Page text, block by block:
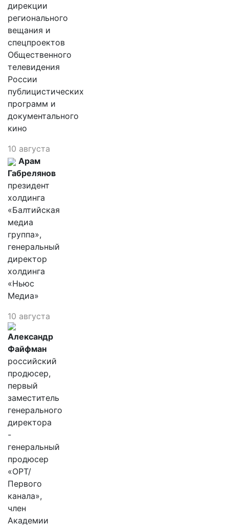
дирекции
регионального
вещания и
спецпроектов
Общественного
телевидения
России
публицистических
программ и
документального
кино
10 августа
Арам
Габрелянов
президент
холдинга
«Балтийская
медиа
группа»,
генеральный
директор
холдинга
«Ньюс
Медиа»
10 августа
Александр
Файфман
российский
продюсер,
первый
заместитель
генерального
директора
-
генеральный
продюсер
«ОРТ/
Первого
канала»,
член
Академии